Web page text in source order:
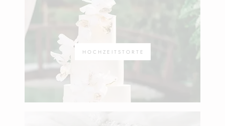
HOCHZEITSTORTE